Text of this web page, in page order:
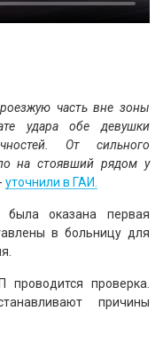
часть вне зоны
удара обе девушки
От сильного
на стоявший рядом у
- уточнили в ГАИ.
оказана первая
в больницу для
проверка.
причины